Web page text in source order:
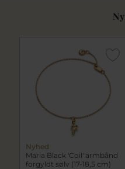
Nyhed
Maria Black 'Coil' armbånd
forgyldt sølv (17-18,5 cm)